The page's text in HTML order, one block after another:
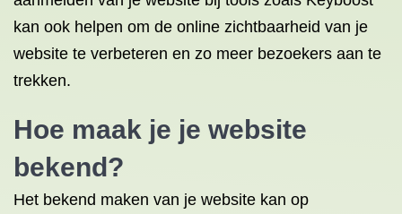
kan ook helpen om de online zichtbaarheid van je
website te verbeteren en zo meer bezoekers aan te
trekken.
Hoe maak je je website
bekend?
Het bekend maken van je website kan op